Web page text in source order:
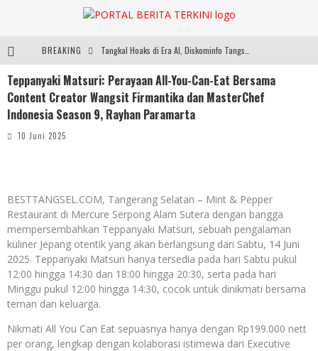
BREAKING
Tea Masters Cup Indonesia Perkuat Pengembangan Specialty Tea
Teppanyaki Matsuri: Perayaan All-You-Can-Eat Bersama
Content Creator Wangsit Firmantika dan MasterChef
Indonesia Season 9, Rayhan Paramarta
10 Juni 2025
BESTTANGSEL.COM, Tangerang Selatan – Mint & Pepper
Restaurant di Mercure Serpong Alam Sutera dengan bangga
mempersembahkan Teppanyaki Matsuri, sebuah pengalaman
kuliner Jepang otentik yang akan berlangsung dari Sabtu, 14 Juni
2025. Teppanyaki Matsuri hanya tersedia pada hari Sabtu pukul
12:00 hingga 14:30 dan 18:00 hingga 20:30, serta pada hari
Minggu pukul 12:00 hingga 14:30, cocok untuk dinikmati bersama
teman dan keluarga.
Nikmati All You Can Eat sepuasnya hanya dengan Rp199.000 nett
per orang, lengkap dengan kolaborasi istimewa dari Executive